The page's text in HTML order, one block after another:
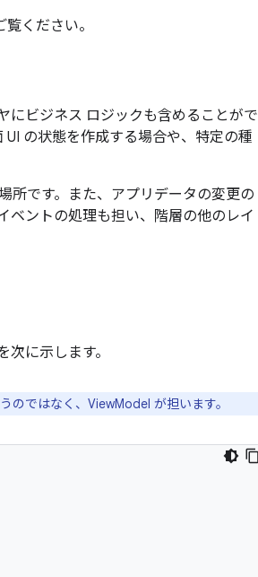
覧ください。
にビジネス ロジックも含めることがで
の状態を作成する場合や、特定の種
所です。また、アプリデータの変更の
ベントの処理も担い、階層の他のレイ
に示します。
のではなく、ViewModel が担います。